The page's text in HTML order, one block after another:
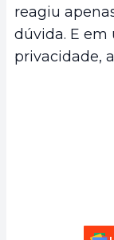
reagiu
dúvida. E em
privacidade,